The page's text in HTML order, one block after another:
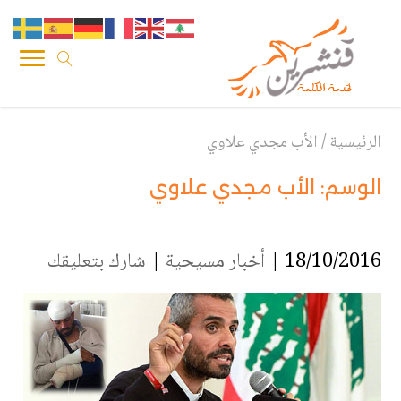
الرئيسية/الأب مجدي علاوي
الوسم: الأب مجدي علاوي
18/10/2016 | أخبار مسيحية | شارك بتعليقك